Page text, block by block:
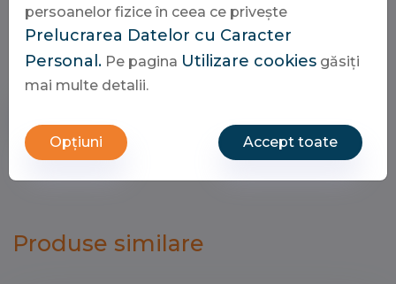
izkušnja z igranjem vedno varna in prijetna, saj so
sanje o bogastvu lepše, če jih spremlja zmernost.
Produse similare
persoanelor fizice în ceea ce privește
Prelucrarea Datelor cu Caracter
Personal. Pe pagina Utilizare cookies găsiți
mai multe detalii.
Opțiuni Accept toate